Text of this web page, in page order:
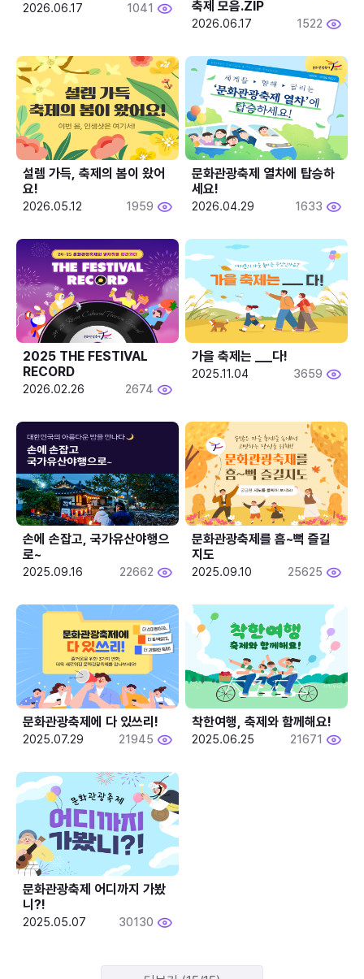
2026.06.17 1041
축제 모음.ZIP
2026.06.17 1522
설렘 가득, 축제의 봄이 왔어
요!
2026.05.12 1959
문화관광축제 열차에 탑승하
세요!
2026.04.29 1633
2025 THE FESTIVAL
RECORD
2026.02.26 2674
2025.11.04 3659
손에 손잡고, 국가유산야행으
로~
2025.09.16 22662
문화관광축제를 흠~뻑 즐길
지도
2025.09.10 25625
문화관광축제에 다 있쓰리!
2025.07.29 21945
착한여행, 축제와 함께해요!
2025.06.25 21671
문화관광축제 어디까지 가봤
니?!
2025.05.07 30130